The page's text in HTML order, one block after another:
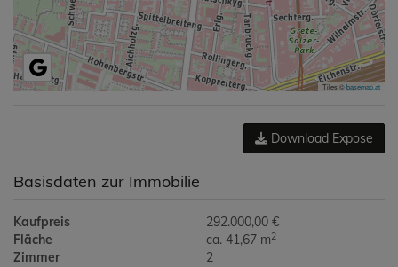
Tiles ©basemap.at
Download Expose
Basisdaten zur Immobilie
Kaufpreis
292.000,00 €
Fläche
ca. 41,67 m2
Zimmer 2